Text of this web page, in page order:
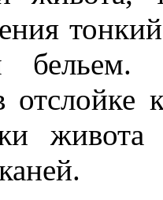
бельем.
отслойке
живота